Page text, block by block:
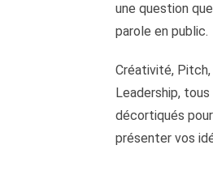
une question
parole en public.
Créativité,
Leadership,
décortiqués
présenter vos